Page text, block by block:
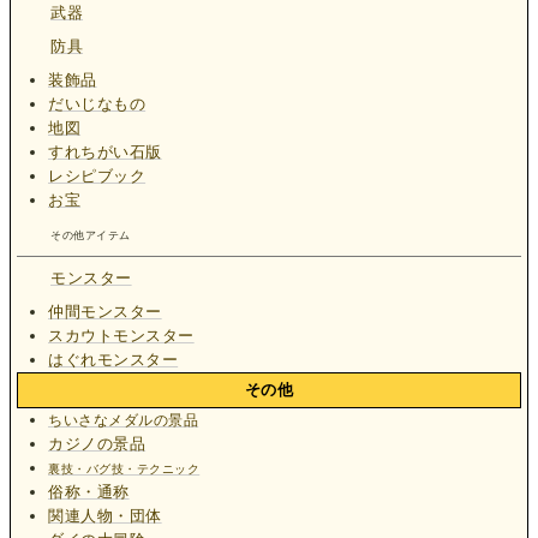
武器
防具
装飾品
だいじなもの
地図
すれちがい石版
レシピブック
お宝
その他アイテム
モンスター
仲間モンスター
スカウトモンスター
はぐれモンスター
その他
ちいさなメダルの景品
カジノの景品
裏技・バグ技・テクニック
俗称・通称
関連人物・団体